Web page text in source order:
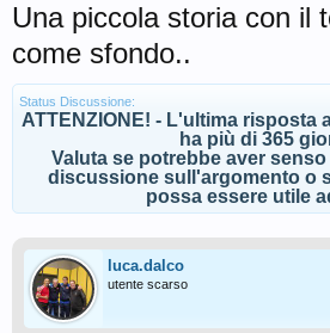
Una piccola storia con il
come sfondo..
Status Discussione:
ATTENZIONE! - L'ultima risposta
ha più di 365
Valuta se potrebbe aver
discussione sull'argomento o
possa essere utile
luca.dalco
utente scarso